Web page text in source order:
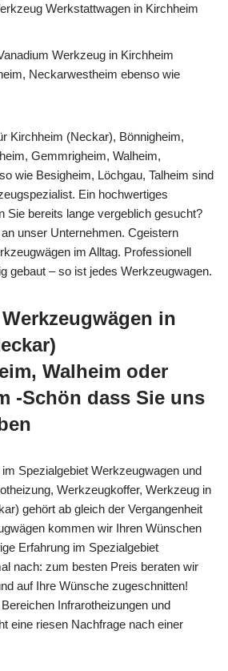
Werkstattwagen in Kirchheim
Werkzeug in Kirchheim
Neckarwestheim ebenso wie
Kirchheim (Neckar), Bönnigheim,
Gemmrigheim, Walheim,
wie Besigheim, Löchgau, Talheim sind
Ein hochwertiges
Sie bereits lange vergeblich gesucht?
unser Unternehmen. Cgeistern
im Alltag. Professionell
gebaut – so ist jedes Werkzeugwagen.
in
Walheim oder
-Schön dass Sie uns
Spezialgebiet Werkzeugwagen und
Werkzeugkoffer, Werkzeug in
gehört ab gleich der Vergangenheit
kommen wir Ihren Wünschen
Erfahrung im Spezialgebiet
nach: zum besten Preis beraten wir
auf Ihre Wünsche zugeschnitten!
Infrarotheizungen und
eine riesen Nachfrage nach einer